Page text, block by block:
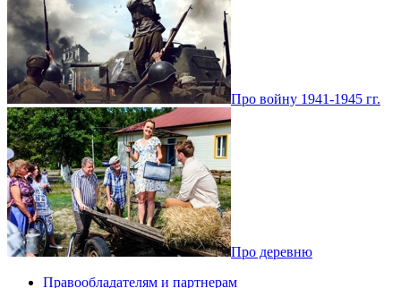
Про войну 1941-1945 гг.
Про деревню
Правообладателям и партнерам